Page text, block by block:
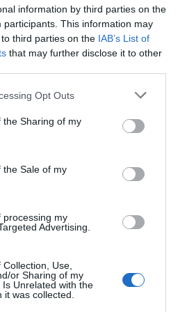
information by third parties on the
participants. This information may
third parties on the IAB’s List of
that may further disclose it to other
Opt Outs
the Sharing of my
the Sale of my
processing my
Advertising.
Use,
or Sharing of my
Unrelated with the
was collected.
de desenvolupament de
Food Innovation Hub,
sector i presentarà l'informe
de KM ZERO.
per a
Editions
va tindre lloc al setembre i
en la capital de la innovació i
de la ciutat i per
de l'esdeveniment en un
va reunir a València a més
ponents de primer nivell.